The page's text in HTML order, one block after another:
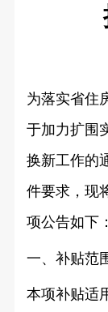
为落实省住
于加力扩围
换新工作的
件要求，现
项公告如下：
一、补贴范
本项补贴适